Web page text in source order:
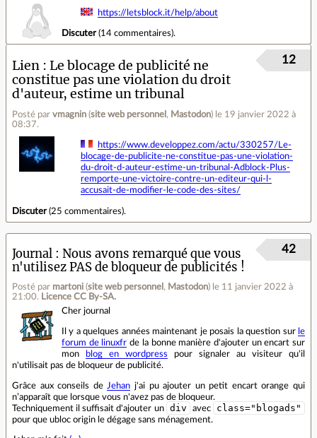
https://letsblock.it/help/about
Discuter(14 commentaires).
Lien
Le blocage de publicité ne
constitue pas une violation du droit
d'auteur, estime un tribunal
Posté par vmagnin (site web personnel , Mastodon) le 19 janvier 2022 à
08:37.
12
https://www.developpez.com/actu/330257/Le-
blocage-de-publicite-ne-constitue-pas-une-violation-
du-droit-d-auteur-estime-un-tribunal-Adblock-Plus-
remporte-une-victoire-contre-un-editeur-qui-l-
accusait-de-modifier-le-code-des-sites/
Discuter(25 commentaires).
Journal
Nous avons remarqué que vous
n'utilisez PAS de bloqueur de publicités !
Posté par martoni (site web personnel , Mastodon) le 11 janvier 2022 à
21:00. Licence CC By‑SA.
42
Cher journal
Il y a quelques années maintenant je posais la question sur le
forum de linuxfr de la bonne manière d'ajouter un encart sur
mon
blog en wordpress pour signaler au visiteur qu'il
n'utilisait pas de bloqueur de publicité.
Grâce aux conseils de Jehan j'ai pu ajouter un petit encart orange qui
n’apparaît que lorsque vous n'avez pas de bloqueur.
Techniquement il suffisait d'ajouter un
div avec class="blogads"
pour que ubloc origin le dégage sans ménagement.